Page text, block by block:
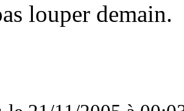
louper demain.